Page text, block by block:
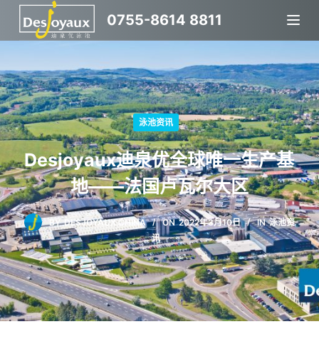
跳
过
容
0755-8614 8811
泳池资讯
Desjoyaux迪泉优全球唯一生产基
地——法国卢瓦尔大区
BY DESJOYAUX CHINA ON 2022年3月10日 IN 泳池资
讯